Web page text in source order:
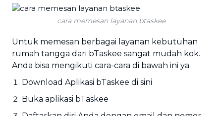
cara memesan layanan btaskee
Untuk memesan berbagai layanan kebutuhan
rumah tangga dari bTaskee sangat mudah kok.
Anda bisa mengikuti cara-cara di bawah ini ya.
Download Aplikasi bTaskee di sini
Buka aplikasi bTaskee